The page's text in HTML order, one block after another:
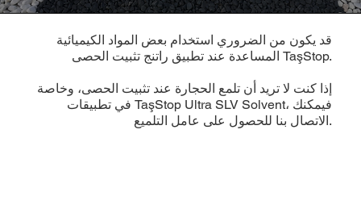
قد يكون من الضروري استخدام بعض المواد الكيميائية
المساعدة عند تطبيق راتنج تثبيت الحصى TaşStop.
إذا كنت لا تريد أن تلمع الحجارة عند تثبيت الحصى، وخاصة
في تطبيقات TaşStop Ultra SLV Solvent، فيمكنك
الاتصال بنا للحصول على عامل التلميع.